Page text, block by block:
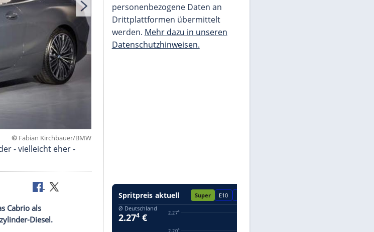
Ich bin damit einverstanden,
dass mir externe Inhalte